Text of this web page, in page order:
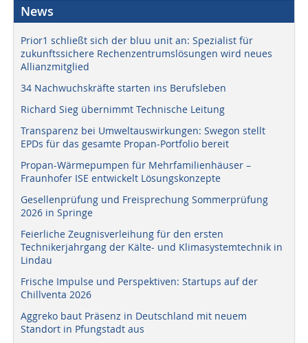
News
Prior1 schließt sich der bluu unit an: Spezialist für
zukunftssichere Rechenzentrumslösungen wird neues
Allianzmitglied
34 Nachwuchskräfte starten ins Berufsleben
Richard Sieg übernimmt Technische Leitung
Transparenz bei Umweltauswirkungen: Swegon stellt
EPDs für das gesamte Propan-Portfolio bereit
Propan-Wärmepumpen für Mehrfamilienhäuser –
Fraunhofer ISE entwickelt Lösungskonzepte
Gesellenprüfung und Freisprechung Sommerprüfung
2026 in Springe
Feierliche Zeugnisverleihung für den ersten
Technikerjahrgang der Kälte- und Klimasystemtechnik in
Lindau
Frische Impulse und Perspektiven: Startups auf der
Chillventa 2026
Aggreko baut Präsenz in Deutschland mit neuem
Standort in Pfungstadt aus